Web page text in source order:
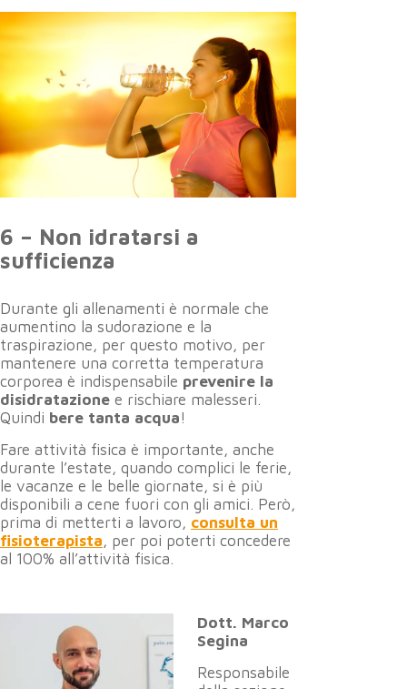
6 – Non idratarsi a
sufficienza
Durante gli allenamenti è normale che
aumentino la sudorazione e la
traspirazione, per questo motivo, per
mantenere una corretta temperatura
corporea è indispensabile prevenire la
disidratazione e rischiare malesseri.
Quindi bere tanta acqua!
Fare attività fisica è importante, anche
durante l’estate, quando complici le ferie,
le vacanze e le belle giornate, si è più
disponibili a cene fuori con gli amici. Però,
prima di metterti a lavoro, consulta un
fisioterapista, per poi poterti concedere
al 100% all’attività fisica.
Dott. Marco
Segina
Responsabile